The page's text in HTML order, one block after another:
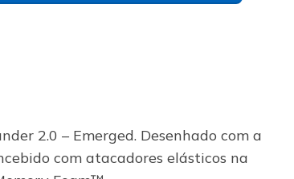
2.0 – Emerged. Desenhado com a
com atacadores elásticos na